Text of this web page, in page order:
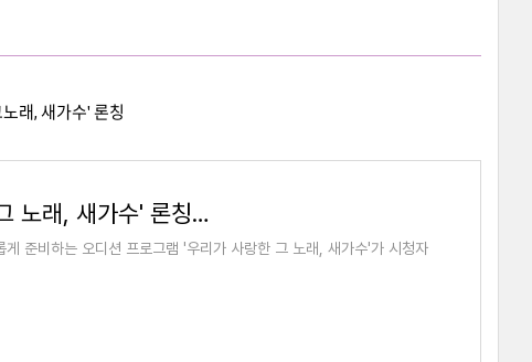
래, 새가수' 론칭
KBS 新 오디션 '우리가 사랑한 그 노래, 새가수' 론칭…오디션 접수 시작 [공식]
준비하는 오디션 프로그램 '우리가 사랑한 그 노래, 새가수'가 시청자